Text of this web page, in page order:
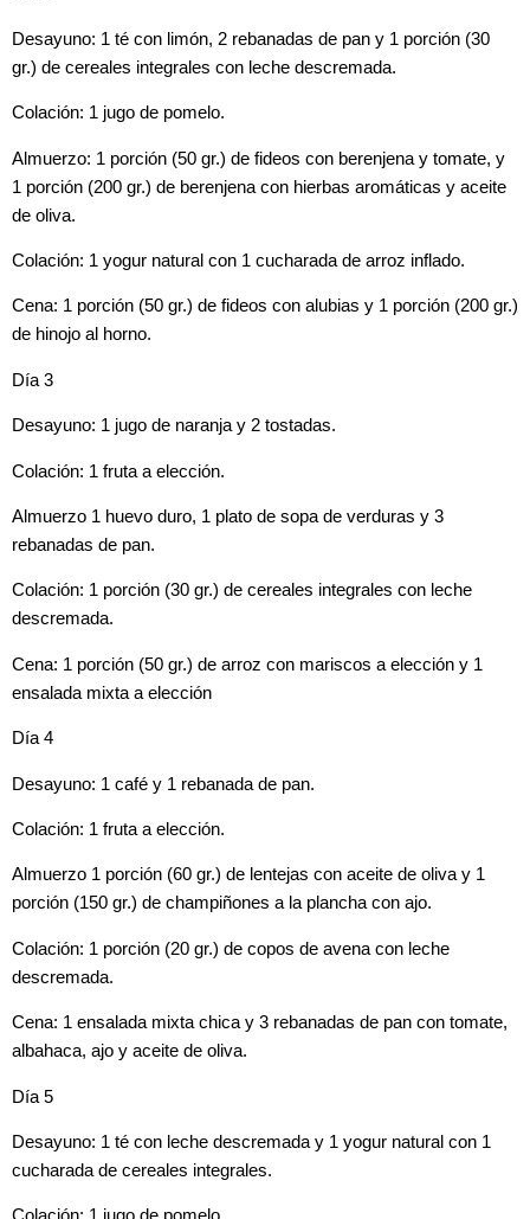
Desayuno: 1 té con limón, 2 rebanadas de pan y 1 porción (30
gr.) de cereales integrales con leche descremada.
Colación: 1 jugo de pomelo.
Almuerzo: 1 porción (50 gr.) de fideos con berenjena y tomate, y
1 porción (200 gr.) de berenjena con hierbas aromáticas y aceite
de oliva.
Colación: 1 yogur natural con 1 cucharada de arroz inflado.
Cena: 1 porción (50 gr.) de fideos con alubias y 1 porción (200 gr.)
de hinojo al horno.
Día 3
Desayuno: 1 jugo de naranja y 2 tostadas.
Colación: 1 fruta a elección.
Almuerzo 1 huevo duro, 1 plato de sopa de verduras y 3
rebanadas de pan.
Colación: 1 porción (30 gr.) de cereales integrales con leche
descremada.
Cena: 1 porción (50 gr.) de arroz con mariscos a elección y 1
ensalada mixta a elección
Día 4
Desayuno: 1 café y 1 rebanada de pan.
Colación: 1 fruta a elección.
Almuerzo 1 porción (60 gr.) de lentejas con aceite de oliva y 1
porción (150 gr.) de champiñones a la plancha con ajo.
Colación: 1 porción (20 gr.) de copos de avena con leche
descremada.
Cena: 1 ensalada mixta chica y 3 rebanadas de pan con tomate,
albahaca, ajo y aceite de oliva.
Día 5
Desayuno: 1 té con leche descremada y 1 yogur natural con 1
cucharada de cereales integrales.